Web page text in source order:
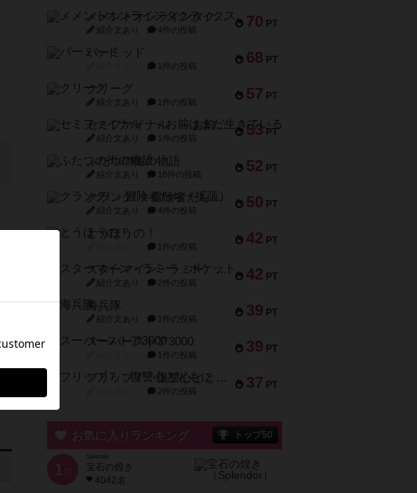
70 PT
メメントオンラインタクティクス
紹介文あり 4件の投稿
68 PT
パーミッド
1件の投稿
57 PT
クリーグ
紹介文あり 1件の投稿
53 PT
セミファイナル ～お前はまだ生きている～
紹介文あり 1件の投稿
52 PT
ふたつの街の物語
紹介文あり 18件の投稿
50 PT
クランク! ：冒険者たち（拡張）
紹介文あり 4件の投稿
42 PT
とうほうの！
1件の投稿
42 PT
スターマイン・ラミー ポケット
紹介文あり 2件の投稿
39 PT
海兵隊
紹介文あり 1件の投稿
39 PT
スーパーストア3000
1件の投稿
37 PT
フリップ７：復讐心とともに
2件の投稿
お気に入りランキング トップ50
1 位
宝石の煌き
4042名